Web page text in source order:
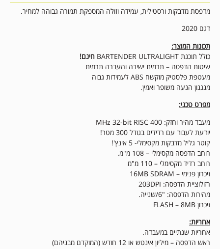
מדפסת מדבקות ורסטילית, עמידה וזולה המספקת תמורה גבוהה למחיר.
דגם 2020
תכונות המוצר:
כולל תוכנת BARTENDER ULTRALIGHT
חינם!
שיטות הדפסה – תרמית ישירה והעברה תרמית
מעטפת פלסטיק מוקשח ABS לעמידות גבוה
מנגנון הנעה משופר ואמין.
מפרט טכני:
מעבד מהיר וחזק: 400 MHz 32-bit RISC
יודעת לעבוד עם רדידים בגודל 300 מטר!
קוטר גליל מדבקות מקסימלי- 5 אינץ'!
רוחב הדפסה מקסימלי – 108 מ"מ.
רוחב רדיד מקסימלי – 110 מ"מ
זיכרון פנימי – 16MB SDRAM
רזולוציית הדפסה: 203DPI
מהירות הדפסה: "6/שנייה.
זיכרון FLASH – 8MB
אחריות:
אחריות שנתיים במעבדה.
ראש הדפסה – מיליון אינטש או 12 חודש (המוקדם מבניהם)